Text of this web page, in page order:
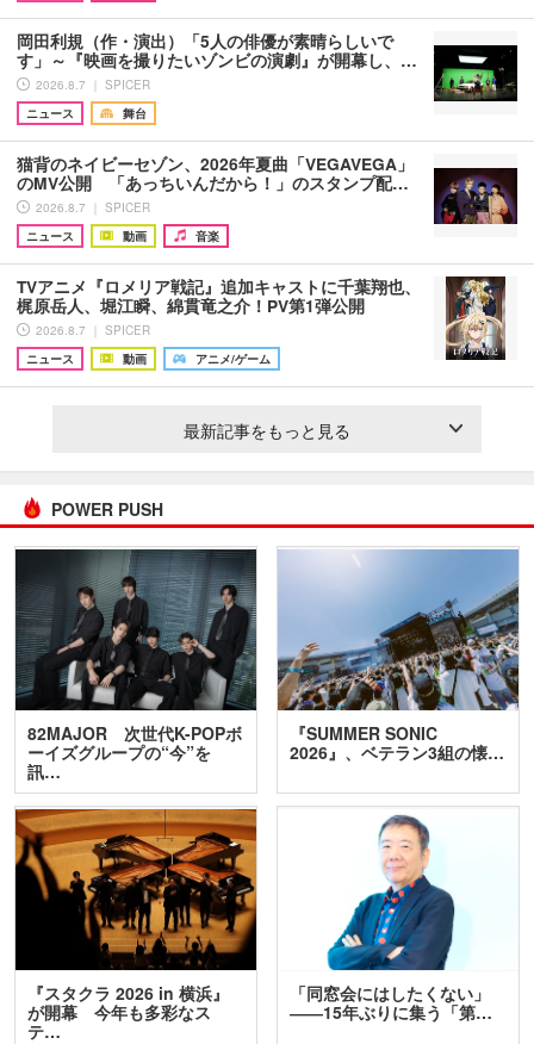
岡田利規（作・演出）「5人の俳優が素晴らしいで
す」～『映画を撮りたいゾンビの演劇』が開幕し、…
2026.8.7 ｜ SPICER
ニュース
舞台
猫背のネイビーセゾン、2026年夏曲「VEGAVEGA」
のMV公開 「あっちいんだから！」のスタンプ配…
2026.8.7 ｜ SPICER
ニュース
動画 音楽
TVアニメ『ロメリア戦記』追加キャストに千葉翔也、
梶原岳人、堀江瞬、綿貫竜之介！PV第1弾公開
2026.8.7 ｜ SPICER
ニュース
動画 アニメ/ゲーム
最新記事をもっと見る
POWER PUSH
82MAJOR 次世代K-POPボ
ーイズグループの“今”を
訊…
『SUMMER SONIC
2026』、ベテラン3組の懐…
『スタクラ 2026 in 横浜』
が開幕 今年も多彩なス
テ…
「同窓会にはしたくない」
――15年ぶりに集う「第…